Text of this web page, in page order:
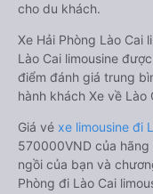
cho du khách.
Xe Hải Phòng Lào Cai
Lào Cai limousine
điểm đánh giá trung
hành khách Xe về Lào
Giá vé xe limousine đi
570000VND của
ngồi của bạn và
Phòng đi Lào Cai